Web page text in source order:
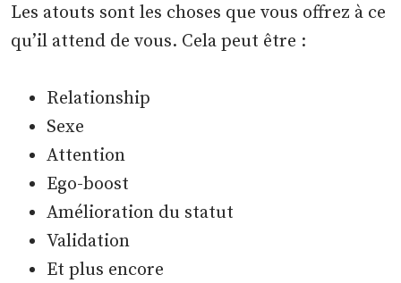
Les atouts sont les choses que vous offrez à ce
qu’il attend de vous. Cela peut être :
Relationship
Sexe
Attention
Ego-boost
Amélioration du statut
Validation
Et plus encore